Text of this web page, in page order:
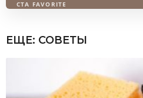
ЕЩЕ: СОВЕТЫ